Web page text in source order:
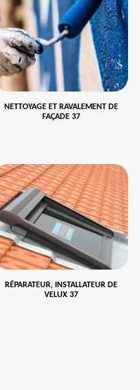
NETTOYAGE ET RAVALEMENT DE
FAÇADE 37
RÉPARATEUR, INSTALLATEUR DE
VELUX 37